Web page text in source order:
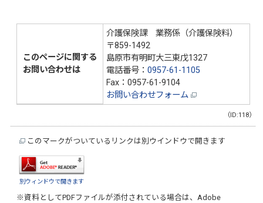
このページに関する
お問い合わせは
介護保険課 業務係（介護保険料）
〒859-1492
島原市有明町大三東戊1327
電話番号： 0957-61-1105
Fax：0957-61-9104
お問い合わせフォーム
（ID:118）
このマークがついているリンクは別ウインドウで開きます
別ウィンドウで開きます
※資料としてPDFファイルが添付されている場合は、 Adobe